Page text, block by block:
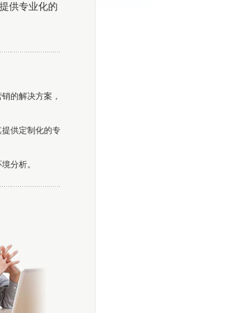
供专业化的
的解决方案，
供定制化的专
分析。